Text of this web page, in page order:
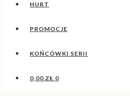
HURT
PROMOCJE
KOŃCÓWKI SERII
0,00 ZŁ 0